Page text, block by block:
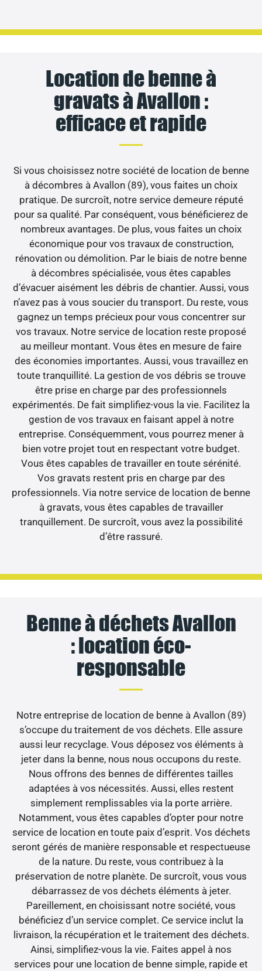
Location de benne à
gravats à Avallon :
efficace et rapide
Si vous choisissez notre société de location de benne
à décombres à Avallon (89), vous faites un choix
pratique. De surcroît, notre service demeure réputé
pour sa qualité. Par conséquent, vous bénéficierez de
nombreux avantages. De plus, vous faites un choix
économique pour vos travaux de construction,
rénovation ou démolition. Par le biais de notre benne
à décombres spécialisée, vous êtes capables
d’évacuer aisément les débris de chantier. Aussi, vous
n’avez pas à vous soucier du transport. Du reste, vous
gagnez un temps précieux pour vous concentrer sur
vos travaux. Notre service de location reste proposé
au meilleur montant. Vous êtes en mesure de faire
des économies importantes. Aussi, vous travaillez en
toute tranquillité. La gestion de vos débris se trouve
être prise en charge par des professionnels
expérimentés. De fait simplifiez-vous la vie. Facilitez la
gestion de vos travaux en faisant appel à notre
entreprise. Conséquemment, vous pourrez mener à
bien votre projet tout en respectant votre budget.
Vous êtes capables de travailler en toute sérénité.
Vos gravats restent pris en charge par des
professionnels. Via notre service de location de benne
à gravats, vous êtes capables de travailler
tranquillement. De surcroît, vous avez la possibilité
d’être rassuré.
Benne à déchets Avallon
: location éco-
responsable
Notre entreprise de location de benne à Avallon (89)
s’occupe du traitement de vos déchets. Elle assure
aussi leur recyclage. Vous déposez vos éléments à
jeter dans la benne, nous nous occupons du reste.
Nous offrons des bennes de différentes tailles
adaptées à vos nécessités. Aussi, elles restent
simplement remplissables via la porte arrière.
Notamment, vous êtes capables d’opter pour notre
service de location en toute paix d’esprit. Vos déchets
seront gérés de manière responsable et respectueuse
de la nature. Du reste, vous contribuez à la
préservation de notre planète. De surcroît, vous vous
débarrassez de vos déchets éléments à jeter.
Pareillement, en choisissant notre société, vous
bénéficiez d’un service complet. Ce service inclut la
livraison, la récupération et le traitement des déchets.
Ainsi, simplifiez-vous la vie. Faites appel à nos
services pour une location de benne simple, rapide et